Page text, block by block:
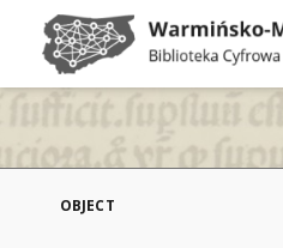
OBJECT